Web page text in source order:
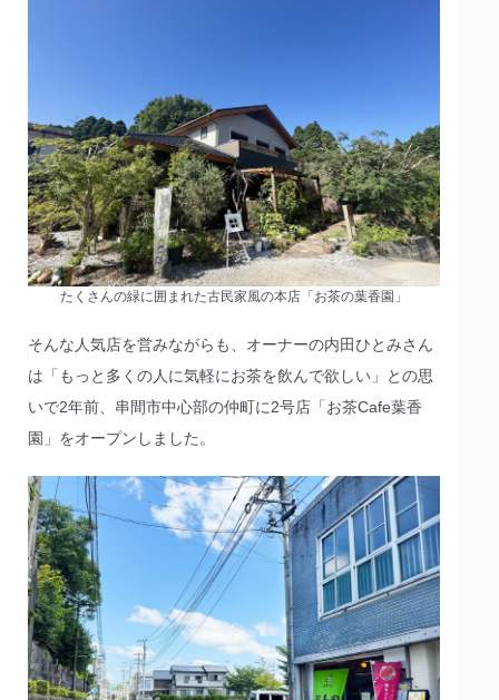
たくさんの緑に囲まれた古民家風の本店「お茶の葉香園」
そんな人気店を営みながらも、オーナーの内田ひとみさん
は「もっと多くの人に気軽にお茶を飲んで欲しい」との思
いで2年前、串間市中心部の仲町に2号店「お茶Cafe葉香
園」をオープンしました。